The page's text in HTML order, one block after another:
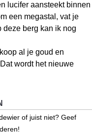
lucifer aansteekt binnen
een megastal, vat je
deze berg kan ik nog
al je goud en
wordt het nieuwe
of juist niet? Geef